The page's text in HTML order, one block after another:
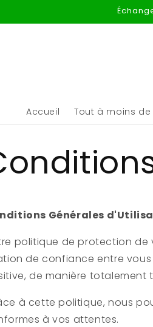
Accueil Tout à moins de
Générales
politique de protection de
de confiance entre
de manière totalement
à cette politique, nous
à vos attentes.